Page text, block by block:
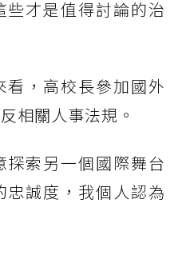
才是值得討論的治
，高校長參加國外
相關人事法規。
索另一個國際舞台
誠度，我個人認為